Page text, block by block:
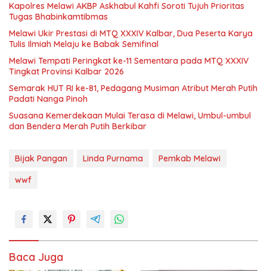
Kapolres Melawi AKBP Askhabul Kahfi Soroti Tujuh Prioritas
Tugas Bhabinkamtibmas
Melawi Ukir Prestasi di MTQ XXXIV Kalbar, Dua Peserta Karya
Tulis Ilmiah Melaju ke Babak Semifinal
Melawi Tempati Peringkat ke-11 Sementara pada MTQ XXXIV
Tingkat Provinsi Kalbar 2026
Semarak HUT RI ke-81, Pedagang Musiman Atribut Merah Putih
Padati Nanga Pinoh
Suasana Kemerdekaan Mulai Terasa di Melawi, Umbul-umbul
dan Bendera Merah Putih Berkibar
Bijak Pangan Linda Purnama
Pemkab Melawi
wwf
Baca Juga